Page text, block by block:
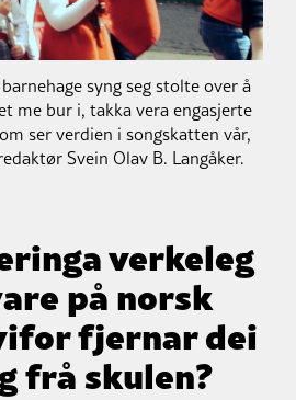
syng seg stolte over å
me bur i, takka vera engasjerte
ser verdien i songskatten vår,
Svein Olav B. Langåker.
verkeleg
på norsk
fjernar dei
frå skulen?